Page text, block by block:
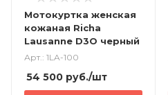
Мотокуртка женская
кожаная Richa
Lausanne D3O черный
Арт.: 1LA-100
54 500 руб./шт